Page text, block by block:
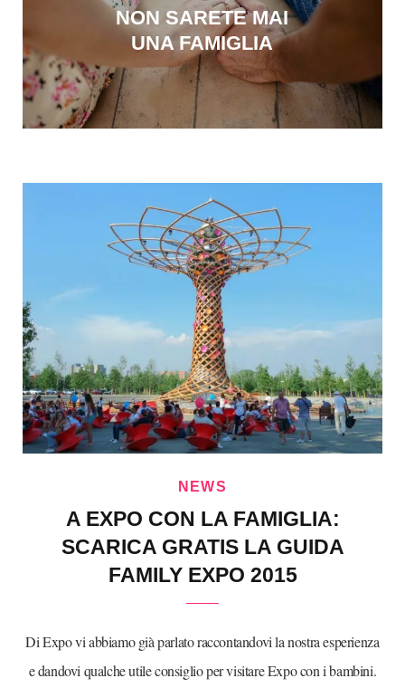
NON SARETE MAI
UNA FAMIGLIA
NEWS
A EXPO CON LA FAMIGLIA:
SCARICA GRATIS LA GUIDA
FAMILY EXPO 2015
Di Expo vi abbiamo già parlato raccontandovi la nostra esperienza
e dandovi qualche utile consiglio per visitare Expo con i bambini.